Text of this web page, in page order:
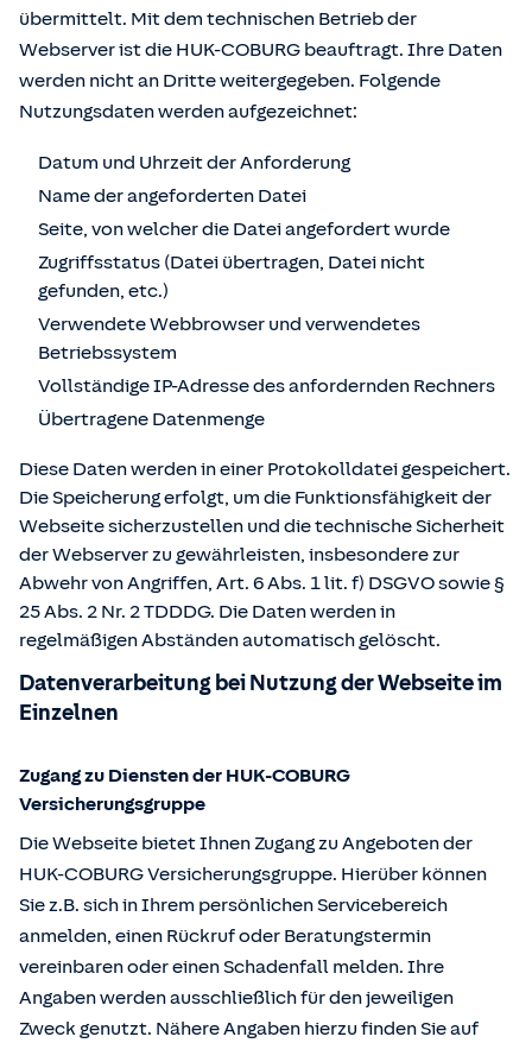
übermittelt. Mit dem technischen Betrieb der
Webserver ist die HUK-COBURG beauftragt. Ihre Daten
werden nicht an Dritte weitergegeben. Folgende
Nutzungsdaten werden aufgezeichnet:
Datum und Uhrzeit der Anforderung
Name der angeforderten Datei
Seite, von welcher die Datei angefordert wurde
Zugriffsstatus (Datei übertragen, Datei nicht
gefunden, etc.)
Verwendete Webbrowser und verwendetes
Betriebssystem
Vollständige IP-Adresse des anfordernden Rechners
Übertragene Datenmenge
Diese Daten werden in einer Protokolldatei gespeichert.
Die Speicherung erfolgt, um die Funktionsfähigkeit der
Webseite sicherzustellen und die technische Sicherheit
der Webserver zu gewährleisten, insbesondere zur
Abwehr von Angriffen, Art. 6 Abs. 1 lit. f) DSGVO sowie §
25 Abs. 2 Nr. 2 TDDDG. Die Daten werden in
regelmäßigen Abständen automatisch gelöscht.
Datenverarbeitung bei Nutzung der Webseite im
Einzelnen
Zugang zu Diensten der HUK-COBURG
Versicherungsgruppe
Die Webseite bietet Ihnen Zugang zu Angeboten der
HUK-COBURG Versicherungsgruppe. Hierüber können
Sie z.B. sich in Ihrem persönlichen Servicebereich
anmelden, einen Rückruf oder Beratungstermin
vereinbaren oder einen Schadenfall melden. Ihre
Angaben werden ausschließlich für den jeweiligen
Zweck genutzt. Nähere Angaben hierzu finden Sie auf